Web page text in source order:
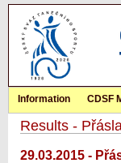
Information CDSF
Results -
29.03.2015 -